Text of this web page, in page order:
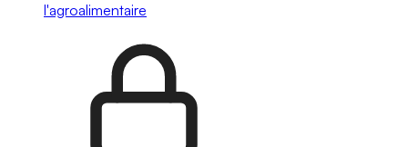
l'agroalimentaire